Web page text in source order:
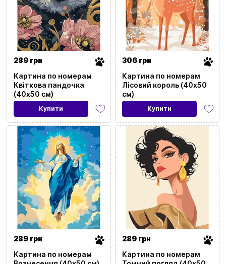
289 грн
Картина по номерам
Квіткова пандочка
(40х50 см)
Купити
306 грн
Картина по номерам
Лісовий король (40х50
см)
Купити
289 грн
Картина по номерам
289 грн
Картина по номерам